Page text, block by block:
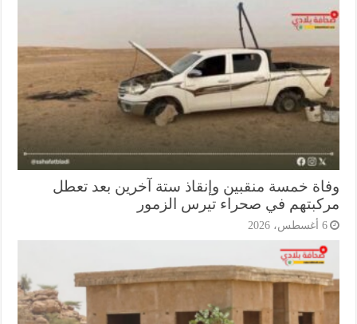
خمسة منقبين وإنقاذ ستة آخرين بعد تعطل
في صحراء تيرس الزمور